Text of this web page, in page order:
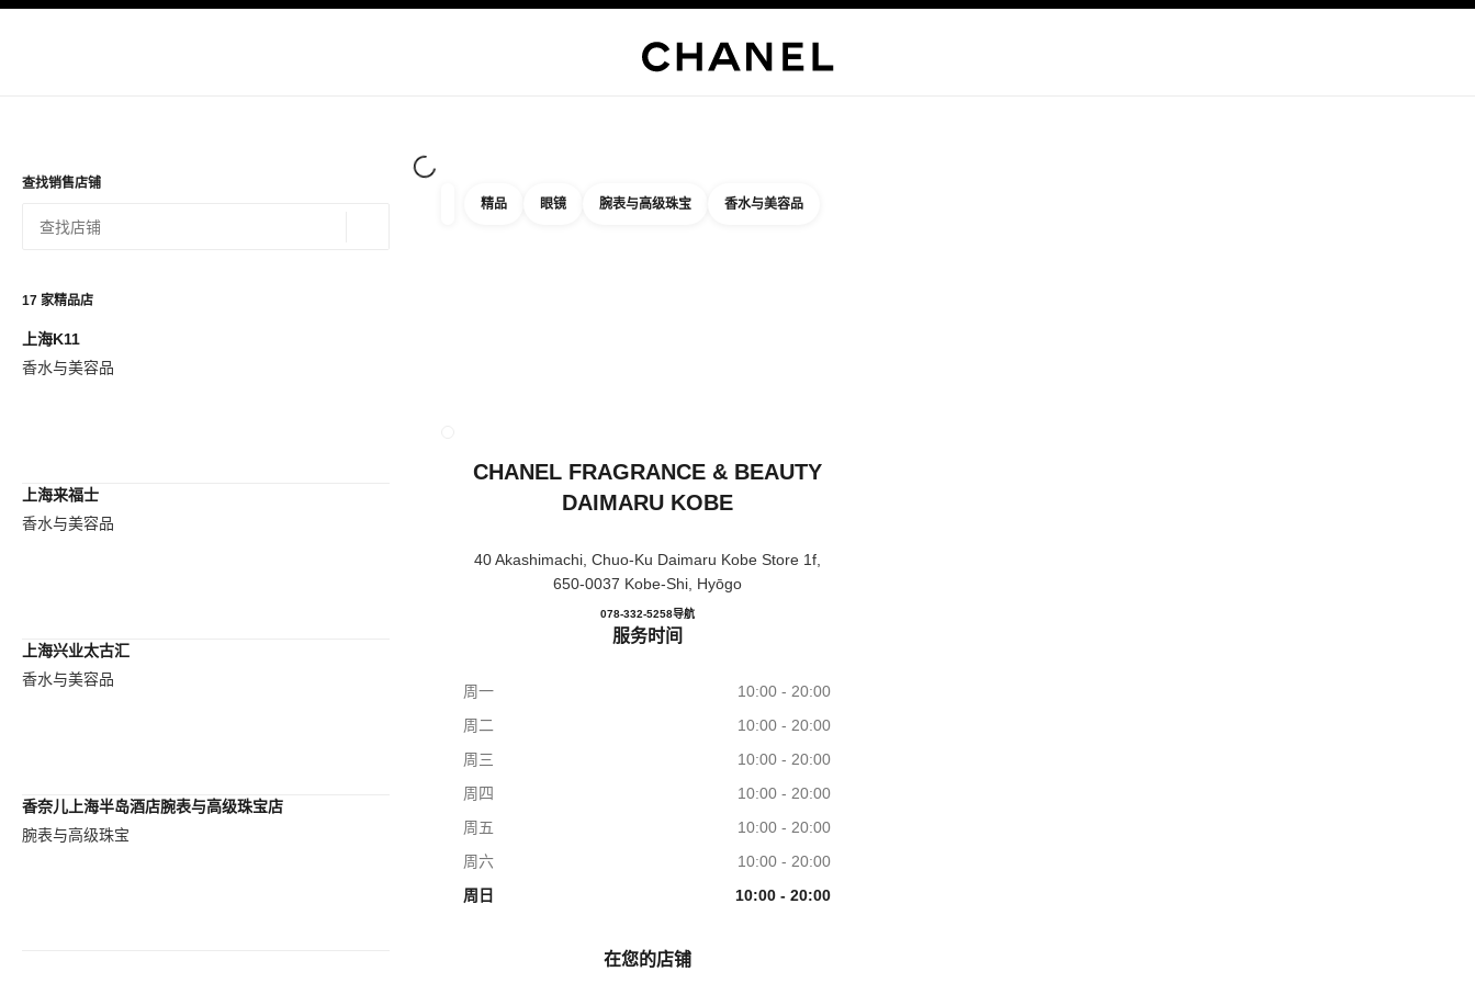
查找销售店铺
17 家精品店
查看筛选条件
上海K11
香水与美容品
上海来福士
香水与美容品
上海兴业太古汇
香水与美容品
香奈儿上海半岛酒店腕表与高级珠宝店
腕表与高级珠宝
CHANEL FRAGRANCE & BEAUTY
DAIMARU KOBE
40 Akashimachi, Chuo-Ku Daimaru Kobe Store 1f,
650-0037 Kobe-Shi, Hyōgo
电话
078-332-5258导航CHANEL FRAGRANCE & BEAUTY DAIMARU KOBE
服务时间
周一
10:00 - 20:00
周二
10:00 - 20:00
周三
10:00 - 20:00
周四
10:00 - 20:00
周五
10:00 - 20:00
周六
10:00 - 20:00
周日
10:00 - 20:00
在您的店铺
筛选条件
筛选结果依据：
精品 眼镜 腕表与高级珠宝 香水与美容品